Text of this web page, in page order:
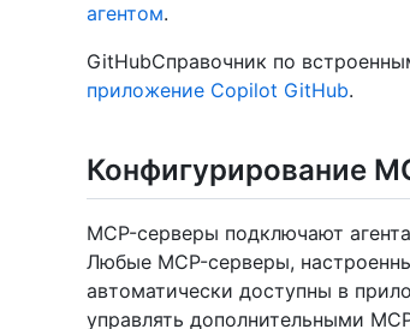
агентом.
GitHubСправочник по
приложение Copilot GitHub.
Конфигурирование
MCP-серверы подключают
Любые MCP-серверы,
автоматически доступны в
управлять дополнительными